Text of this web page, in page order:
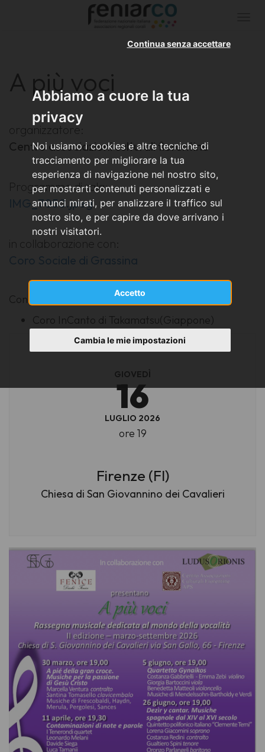
Abbiamo a cuore la tua
privacy
Noi usiamo i cookies e altre tecniche di
tracciamento per migliorare la tua
esperienza di navigazione nel nostro sito,
per mostrarti contenuti personalizzati e
annunci mirati, per analizzare il traffico sul
nostro sito, e per capire da dove arrivano i
nostri visitatori.
Accetto
Continua senza accettare
Cambia le mie impostazioni
A più voci
organizzatore:
Centro associazioni culturali fiorentine
Programma di sala:
IMG_7050.jpeg
in collaborazione con:
Coro Sociale di Grassina
Con la partecipazione di
Coro InCanto di Takamatsu(Giappone)
GIOVEDÌ
16
LUGLIO 2026
ore 19
Firenze (FI)
Chiesa di San Giovannino dei Cavalieri